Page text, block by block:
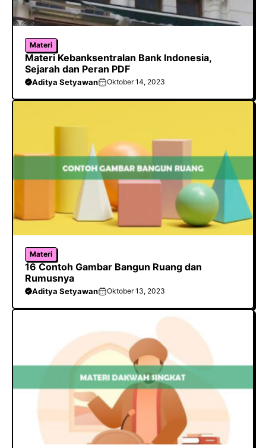
Materi
Materi Kebanksentralan Bank Indonesia,
Sejarah dan Peran PDF
Aditya Setyawan Oktober 14, 2023
Materi
16 Contoh Gambar Bangun Ruang dan
Rumusnya
Aditya Setyawan Oktober 13, 2023